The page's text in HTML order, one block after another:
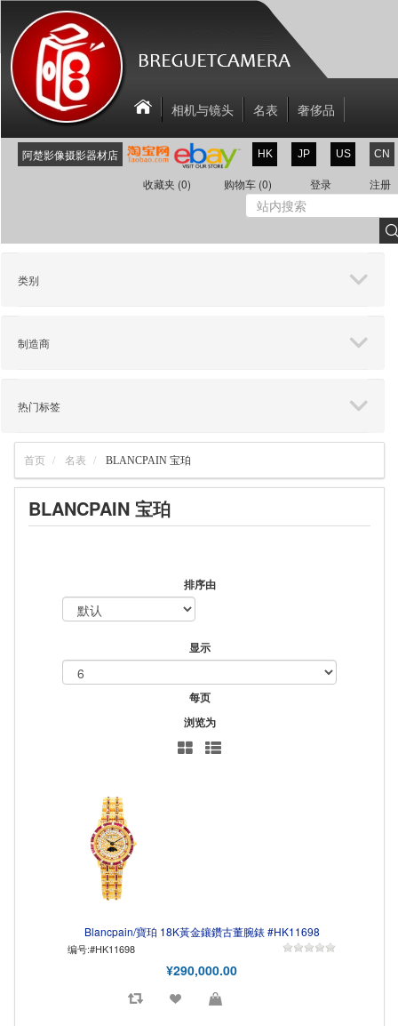
CN
US
JP
HK
阿楚影像摄影器材店
注册
登录
购物车 (0)
收藏夹 (0)
相机与镜头 名表
奢侈品
相机配件
关于我们
联系我们
新商品
折扣区
类别
制造商
热门标签
首页 名表 BLANCPAIN 宝珀
BLANCPAIN 宝珀
排序由
显示
每页
浏览为
Blancpain/寶珀 18K黃金鑲鑽古董腕錶 #HK11698
编号:#HK11698
¥290,000.00